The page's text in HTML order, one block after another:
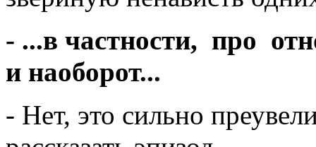
- ...в частности, про
и наоборот...
- Нет, это сильно